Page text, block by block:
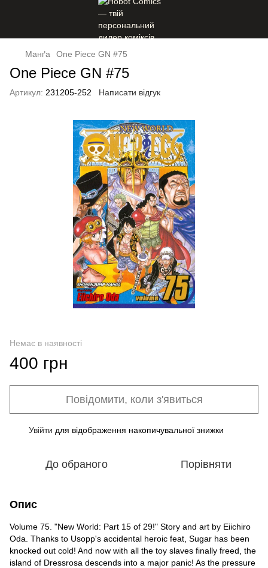
Манґа One Piece GN #75
One Piece GN #75
Артикул: 231205-252 Написати відгук
Немає в наявності
400 грн
Повідомити, коли з'явиться
Увійти для відображення накопичувальної знижки
До обраного Порівняти
Опис
Volume 75. "New World: Part 15 of 29!" Story and art by Eiichiro
Oda. Thanks to Usopp's accidental heroic feat, Sugar has been
knocked out cold! And now with all the toy slaves finally freed, the
island of Dressrosa descends into a major panic! As the pressure